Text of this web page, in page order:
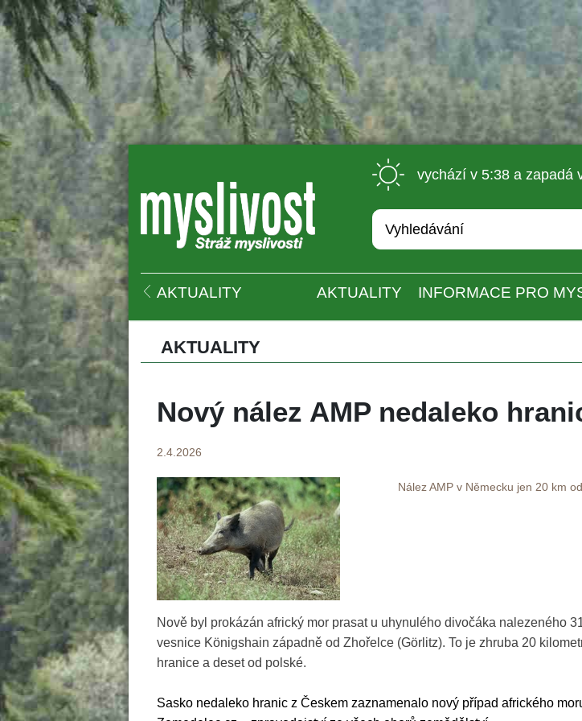
vychází v 5:38 a zapadá
AKTUALITY AKTUALITY INFORMACE PRO
AKTUALITY
Nový nález AMP nedaleko
2.4.2026
Nález AMP v Německu jen 20 km
Nově byl prokázán africký mor prasat u uhynulého divočáka nalezeného
vesnice Königshain západně od Zhořelce (Görlitz). To je zhruba 20
hranice a deset od polské.
Sasko nedaleko hranic z Českem zaznamenalo nový případ afrického